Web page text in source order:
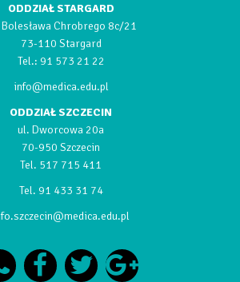
ODDZIAŁ STARGARD
Chrobrego 8c/21
73-110 Stargard
Tel.: 91 573 21 22
info@medica.edu.pl
ODDZIAŁ SZCZECIN
ul. Dworcowa 20a
70-950 Szczecin
Tel. 517 715 411
Tel. 91 433 31 74